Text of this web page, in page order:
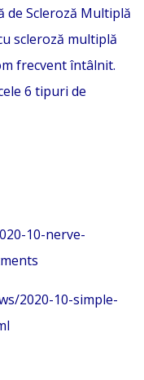
de Scleroză Multiplă
scleroză multiplă
frecvent întâlnit.
6 tipuri de
10-nerve-
2020-10-simple-